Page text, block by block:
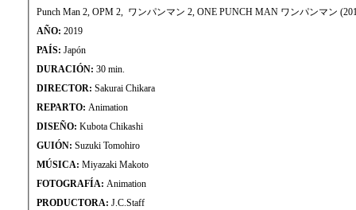
Punch Man 2, OPM 2, ワンパンマン 2, ONE PUNCH MAN ワンパンマン
AÑO: 2019
PAÍS: Japón
DURACIÓN: 30 min.
DIRECTOR: Sakurai Chikara
REPARTO: Animation
DISEÑO: Kubota Chikashi
GUIÓN: Suzuki Tomohiro
MÚSICA: Miyazaki Makoto
FOTOGRAFÍA: Animation
PRODUCTORA: J.C.Staff